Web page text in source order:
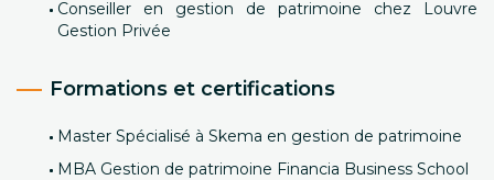
Conseiller en gestion de patrimoine chez Louvre
Gestion Privée
Formations et certifications
Master Spécialisé à Skema en gestion de patrimoine
MBA Gestion de patrimoine Financia Business School